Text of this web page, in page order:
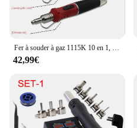
Fer à souder à gaz 1115K 10 en 1, allumage électronique rempli de gaz, fers à souder électriques, équipement de soudage
42,99€